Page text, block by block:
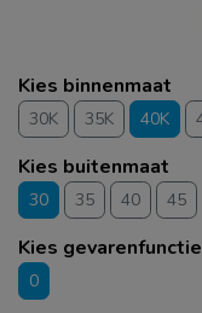
Kies binnenmaat
30K 35K 40K
Kies buitenmaat
30 35 40 45
Kies gevarenfunctie
0